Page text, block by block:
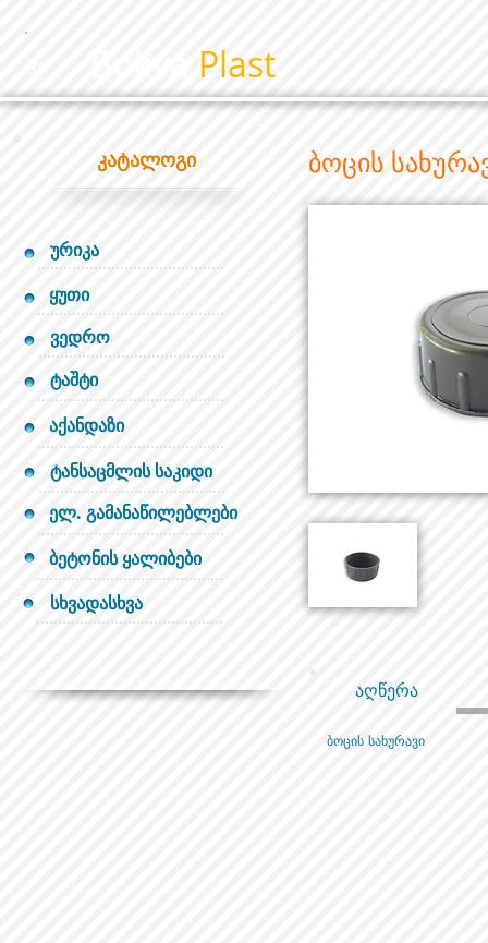
Plast
კატალოგი
ურიკა
ყუთი
ვედრო
ტაშტი
აქანდაზი
ტანსაცმლის საკიდი
ელ. გამანაწილებლები
ბეტონის ყალიბები
სხვადასხვა
ბოცის
აღწერა
ბოცის სახურავი